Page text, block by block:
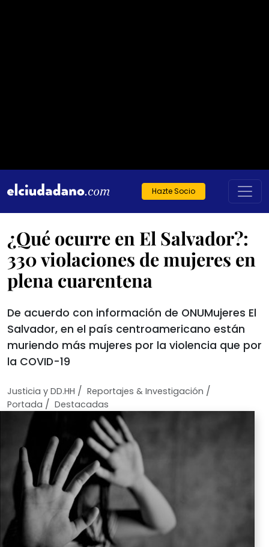
Hazte Socio
¿Qué ocurre en El Salvador?:
330 violaciones de mujeres en
plena cuarentena
De acuerdo con información de ONUMujeres El
Salvador, en el país centroamericano están
muriendo más mujeres por la violencia que por
la COVID-19
Justicia y DD.HH / Reportajes & Investigación /
Portada / Destacadas